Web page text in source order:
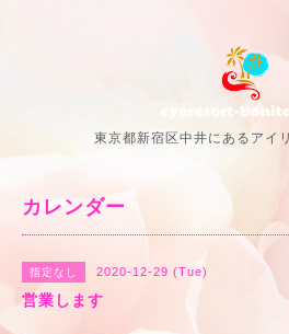
東京都新宿区中井にあるアイ
カレンダー
指定なし 2020-12-29 (Tue)
営業します